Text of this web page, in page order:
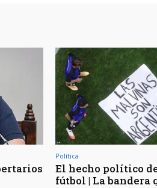
Política
El hecho político
fútbol | La bandera